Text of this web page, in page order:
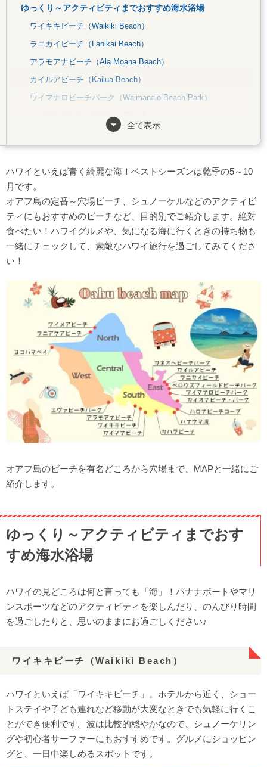
ゆっくり～アクティビティまでおすすめ海水浴場
ワイキキビーチ（Waikiki Beach）
ラニカイビーチ（Lanikai Beach）
アラモアナビーチ（Ala Moana Beach）
カイルアビーチ（Kailua Beach）
ワイマナロビーチパーク（Waimanalo Beach Park）
カイマナビーチ（Kaimana Beach）
カハラビーチ（Kahala Beach）
ハナウマ湾（Hanauma Bay）
カネオヘビーチパーク（Kaneohe Beach Park）
カイオナビーチパーク（Kaiona Beach Park）
サーファーに人気！サーフィンにおすすめのビーチ
ヨコハマベイ（Yokohama Bay）
あなたもロコ気分♪おすすめ穴場ローカルビーチ
ハロナビーチコーブ （Halona Beach Cove）
ラニアケアビーチ （Laniakea Beach）
ベロウズフィールドビーチパーク （Bellows Field Beach
Park）
ビーチで遊んだ後は美味しいハワイグルメ！
ジョバンニ（Giovanni’s Shrimp Truck）
マツモトシェイブアイス（Matsumoto Shav Ice）
アイランド ビンテージコーヒー（Island Vintage Coffee）ロ
イヤルハワイアンセンター店
必須の持ち物
あると助かる持ち物
全て表示
ハワイといえば青く綺麗な海！ベストシーズンは乾季の5～10
月です。
オアフ島の定番～穴場ビーチ、シュノーケルなどのアクティビ
ティにもおすすめのビーチなど、目的別でご紹介します。絶対
食べたい！ハワイグルメや、気になる海に行くときの持ち物も
一緒にチェックして、素敵なハワイ旅行を過ごしてみてくださ
い！
オアフ島のビーチを有名どころから穴場まで、MAPと一緒にご
紹介します。
ゆっくり～アクティビティまでおす
すめ海水浴場
ハワイの見どころは何と言っても「海」！バナナボートやマリ
ンスポーツなどのアクティビティを楽しんだり、のんびり時間
を過ごしたりと、思いのままにお過ごしください♪
ワイキキビーチ（Waikiki Beach）
ハワイといえば「ワイキキビーチ」。ホテルから近く、ショー
トステイや子ども連れなど移動が大変なときでも気軽に行くこ
とができ便利です。波は比較的穏やかなので、シュノーケリン
グや初心者サーファーにもおすすめです。グルメにショッピン
グと、一日中楽しめるスポットです。